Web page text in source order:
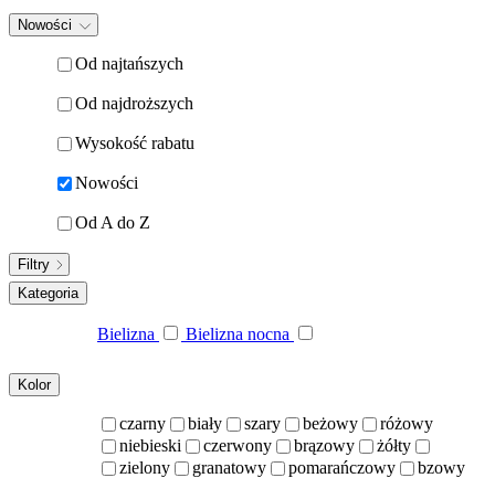
Nowości
Od najtańszych
Od najdroższych
Wysokość rabatu
Nowości
Od A do Z
Filtry
Kategoria
Bielizna Bielizna nocna
Kolor
czarny biały szary beżowy
różowy
niebieski
czerwony brązowy
żółty
zielony
granatowy pomarańczowy bzowy